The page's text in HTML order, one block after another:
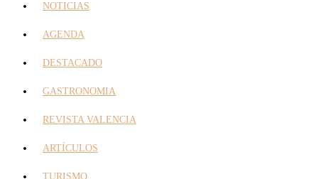
NOTICIAS
AGENDA
DESTACADO
GASTRONOMIA
REVISTA VALENCIA
ARTÍCULOS
TURISMO